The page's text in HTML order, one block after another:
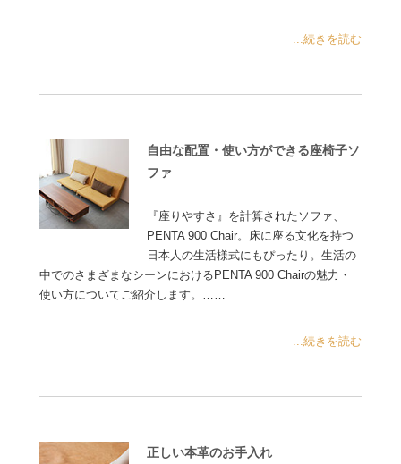
...続きを読む
自由な配置・使い方ができる座椅子ソ
ファ
『座りやすさ』を計算されたソファ、
PENTA 900 Chair。床に座る文化を持つ
日本人の生活様式にもぴったり。生活の
中でのさまざまなシーンにおけるPENTA 900 Chairの魅力・
使い方についてご紹介します。……
...続きを読む
正しい本革のお手入れ